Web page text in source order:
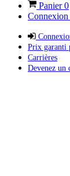
Panier0
Connexion
Prix garanti
Carrières
Devenez un